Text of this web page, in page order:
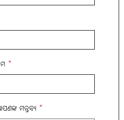
*
ମନ୍ତବ୍ୟ *